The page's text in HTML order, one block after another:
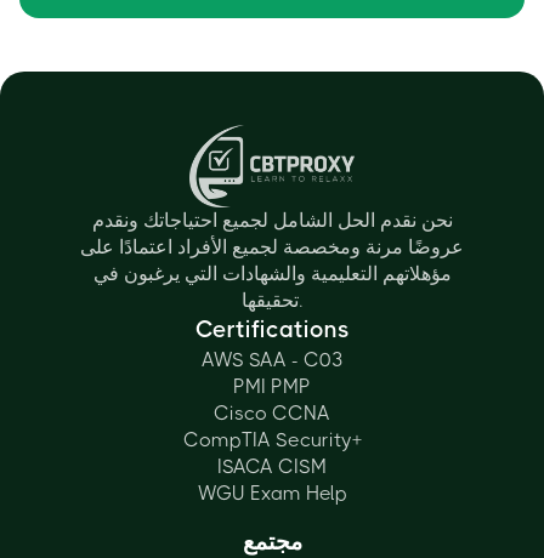
نحن نقدم الحل الشامل لجميع احتياجاتك ونقدم
عروضًا مرنة ومخصصة لجميع الأفراد اعتمادًا على
مؤهلاتهم التعليمية والشهادات التي يرغبون في
تحقيقها.
Certifications
AWS SAA - C03
PMI PMP
Cisco CCNA
CompTIA Security+
ISACA CISM
WGU Exam Help
مجتمع